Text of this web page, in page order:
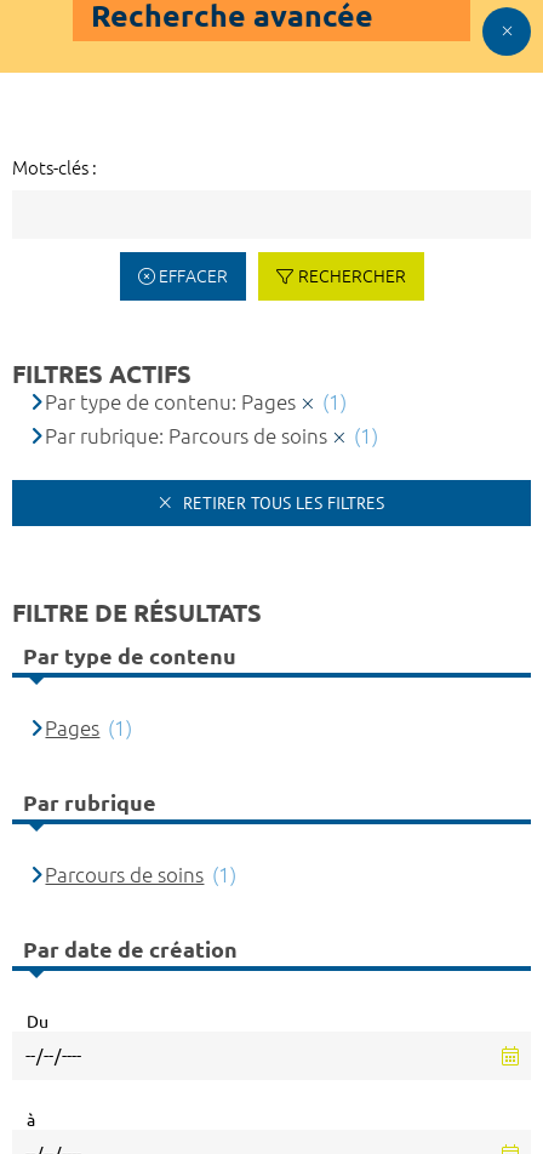
Recherche avancée
Mots-clés :
EFFACER RECHERCHER
FILTRES ACTIFS
Par type de contenu: Pages
(1)
Par rubrique: Parcours de soins
(1)
RETIRER TOUS LES FILTRES
FILTRE DE RÉSULTATS
Par type de contenu
Pages (1)
Par rubrique
Parcours de soins (1)
Par date de création
Du
à